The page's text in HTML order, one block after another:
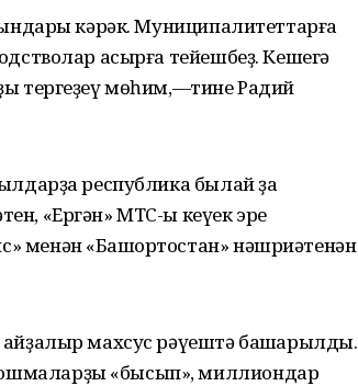
кәрәк. Муниципалитеттарға
асырға тейешбеҙ. Кешегә
тергеҙеү мөһим,—тине Радий
республика былай ҙа
«Ергән» МТС-ы кеүек эре
менән «Башҡортостан» нәшриәтенән
махсус рәүештә башҡарылды.
«бысып», миллиондар